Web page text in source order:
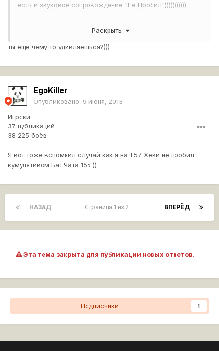
есть и звуковое сопровождение "Не Пробил")))))))))))
у СП пробитие)) рикошета не было.. 125фпс и 20 мс
пинг.. обьясните как?)))))))
Раскрыть
ты еще чему то удивляешься?)))
EgoKiller
Опубликовано: 9 июня, 2013
Игроки
37 публикаций
38 225 боёв
Я вот тоже вспомнил случай как я на Т57 Хеви не пробил
кумулятивом Бат.Чата 155 ))
НАЗАД ВПЕРЁД
Страница 1 из 2
Эта тема закрыта для публикации новых ответов.
Подписчики 1